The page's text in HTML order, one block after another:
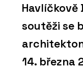
Havlíčkově
soutěži se
14. března